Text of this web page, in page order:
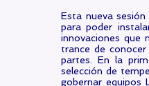
Esta nueva
para poder
innovaciones que
trance de
partes. En la
selección de
gobernar equipos